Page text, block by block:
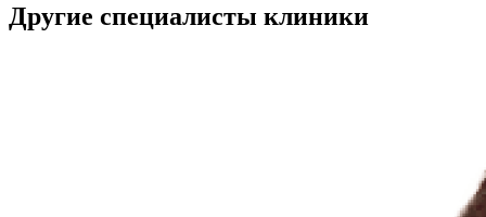
Другие специалисты клиники